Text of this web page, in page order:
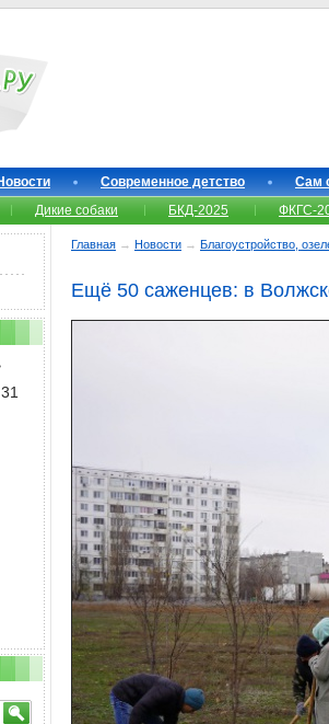
Современное детство Сам
Дикие собаки БКД-2025 ФКГС-
Главная → Новости → Благоустройство,
Ещё 50 саженцев: в
31